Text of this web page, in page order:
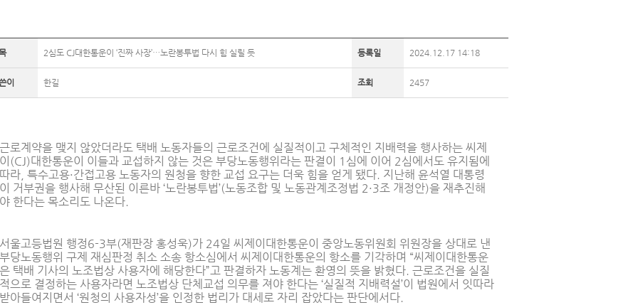
2심도 CJ대한통운이 ‘진짜 사장’…노란봉투법 다시 힘 실릴 듯 등록일 2024.12.17 14:18
이 한길 조회 2457
근로계약을 맺지 않았더라도 택배 노동자들의 근로조건에 실질적이고 구체적인 지배력을 행사하는 씨제
이(CJ)대한통운이 이들과 교섭하지 않는 것은 부당노동행위라는 판결이 1심에 이어 2심에서도 유지됨에
따라, 특수고용·간접고용 노동자의 원청을 향한 교섭 요구는 더욱 힘을 얻게 됐다. 지난해 윤석열 대통령
이 거부권을 행사해 무산된 이른바 ‘노란봉투법’(노동조합 및 노동관계조정법 2·3조 개정안)을 재추진해
야 한다는 목소리도 나온다.
서울고등법원 행정6-3부(재판장 홍성욱)가 24일 씨제이대한통운이 중앙노동위원회 위원장을 상대로 낸
부당노동행위 구제 재심판정 취소 소송 항소심에서 씨제이대한통운의 항소를 기각하며 “씨제이대한통운
은 택배 기사의 노조법상 사용자에 해당한다”고 판결하자 노동계는 환영의 뜻을 밝혔다. 근로조건을 실질
적으로 결정하는 사용자라면 노조법상 단체교섭 의무를 져야 한다는 ‘실질적 지배력설’이 법원에서 잇따라
받아들여지면서 ‘원청의 사용자성’을 인정한 법리가 대세로 자리 잡았다는 판단에서다.